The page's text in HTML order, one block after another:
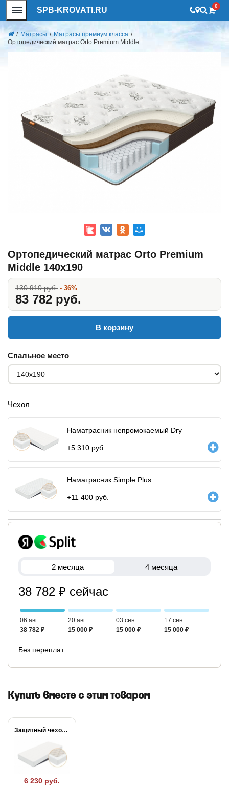
SPB-KROVATI.RU 0
/ Матрасы / Матрасы премиум класса /
Ортопедический матрас Orto Premium Middle
Ортопедический матрас Orto Premium
Middle 140x190
130 910 руб. - 36%
83 782 руб.
В корзину
Спальное место
Чехол
Наматрасник непромокаемый Dry
+5 310 руб.
Наматрасник Simple Plus
+11 400 руб.
2 месяца 4 месяца
38 782 ₽ сейчас
06 авг
38 782 ₽
20 авг
15 000 ₽
03 сен
15 000 ₽
17 сен
15 000 ₽
Без переплат
Купить вместе с этим товаром
Защитный чехол Dry...
6 230 руб.